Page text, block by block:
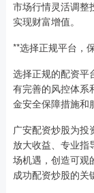
市场行情灵活调整
实现财富增值。
**选择正规平台，
选择正规的配资平
有完善的风控体系
金安全保障措施和
广安配资炒股为投
放大收益、专业指
场机遇，创造可观
成功配资炒股的关